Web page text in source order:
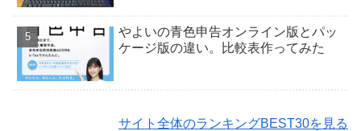
やよいの青色申告オンライン版とパッ
ケージ版の違い。比較表作ってみた
サイト全体のランキングBEST30を見る